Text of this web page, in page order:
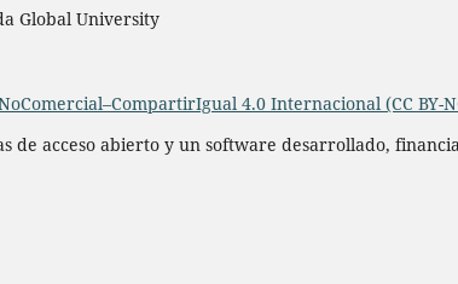
Global University
4.0 Internacional (CC BY-
de acceso abierto y un software desarrollado,